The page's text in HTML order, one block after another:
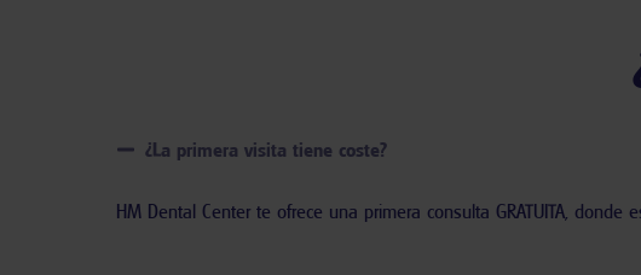
¿La primera visita tiene coste?
HM Dental Center te ofrece una primera consulta GRATUITA, donde